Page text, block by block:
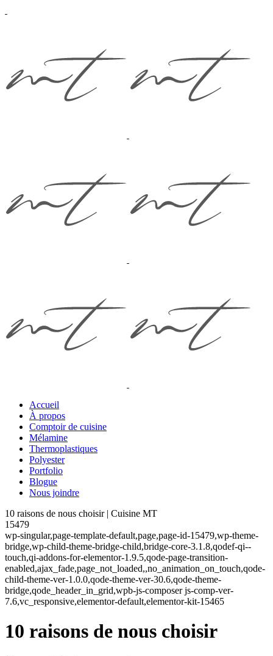
Accueil
À propos
Comptoir de cuisine
Mélamine
Thermoplastiques
Polyester
Portfolio
Blogue
Nous joindre
10 raisons de nous choisir | Cuisine MT
15479
wp-singular,page-template-default,page,page-id-15479,wp-theme-
bridge,wp-child-theme-bridge-child,bridge-core-3.1.8,qodef-qi--
touch,qi-addons-for-elementor-1.9.5,qode-page-transition-
enabled,ajax_fade,page_not_loaded,,no_animation_on_touch,qode-
child-theme-ver-1.0.0,qode-theme-ver-30.6,qode-theme-
bridge,qode_header_in_grid,wpb-js-composer js-comp-ver-
7.6,vc_responsive,elementor-default,elementor-kit-15465
10 raisons de nous choisir